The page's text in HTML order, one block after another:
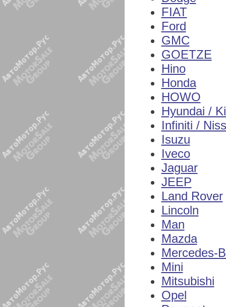
FIAT
Ford
GMC
GOETZE
Hino
Honda
HOWO
Hyundai /
Infiniti /
Isuzu
Iveco
Jaguar
JEEP
Land Rover
Lincoln
Man
Mazda
Mercedes-
Mini
Mitsubishi
Opel